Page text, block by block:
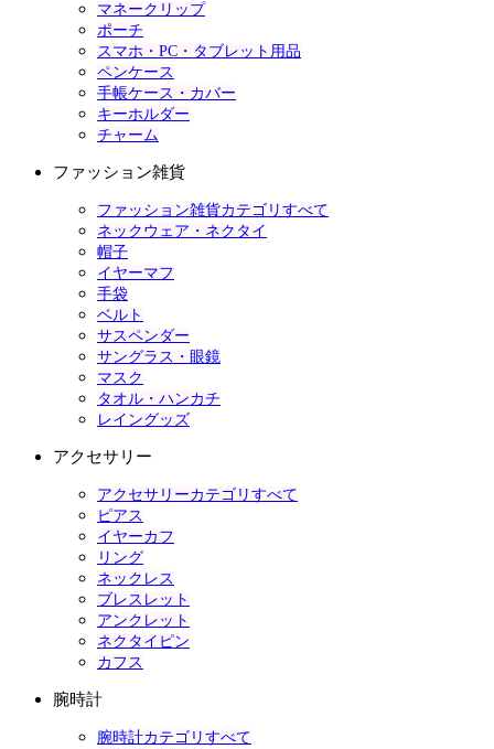
マネークリップ
ポーチ
スマホ・PC・タブレット用品
ペンケース
手帳ケース・カバー
キーホルダー
チャーム
ファッション雑貨
ファッション雑貨カテゴリすべて
ネックウェア・ネクタイ
帽子
イヤーマフ
手袋
ベルト
サスペンダー
サングラス・眼鏡
マスク
タオル・ハンカチ
レイングッズ
アクセサリー
アクセサリーカテゴリすべて
ピアス
イヤーカフ
リング
ネックレス
ブレスレット
アンクレット
ネクタイピン
カフス
腕時計
腕時計カテゴリすべて